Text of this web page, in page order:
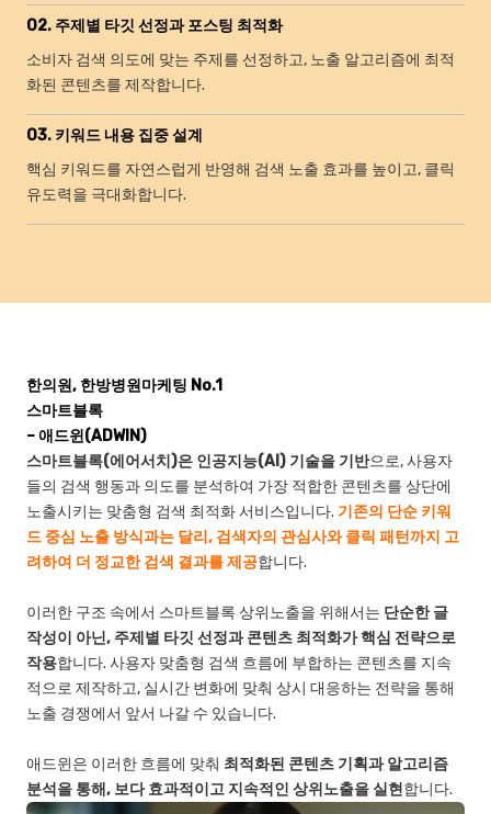
02. 주제별 타깃 선정과 포스팅 최적화
소비자 검색 의도에 맞는 주제를 선정하고, 노출 알고리즘에 최적
화된 콘텐츠를 제작합니다.
03. 키워드 내용 집중 설계
핵심 키워드를 자연스럽게 반영해 검색 노출 효과를 높이고, 클릭
유도력을 극대화합니다.
한의원, 한방병원마케팅 No.1
스마트블록
– 애드윈(ADWIN)
스마트블록(에어서치)은 인공지능(AI) 기술을 기반으로, 사용자
들의 검색 행동과 의도를 분석하여 가장 적합한 콘텐츠를 상단에
노출시키는 맞춤형 검색 최적화 서비스입니다. 기존의 단순 키워
드 중심 노출 방식과는 달리, 검색자의 관심사와 클릭 패턴까지 고
려하여 더 정교한 검색 결과를 제공합니다.
이러한 구조 속에서 스마트블록 상위노출을 위해서는 단순한 글
작성이 아닌, 주제별 타깃 선정과 콘텐츠 최적화가 핵심 전략으로
작용합니다. 사용자 맞춤형 검색 흐름에 부합하는 콘텐츠를 지속
적으로 제작하고, 실시간 변화에 맞춰 상시 대응하는 전략을 통해
노출 경쟁에서 앞서 나갈 수 있습니다.
애드윈은 이러한 흐름에 맞춰 최적화된 콘텐츠 기획과 알고리즘
분석을 통해, 보다 효과적이고 지속적인 상위노출을 실현합니다.